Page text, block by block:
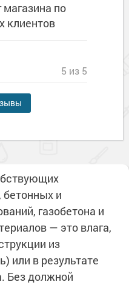
магазина по
клиентов
5 из 5
и
газобетона и
— это влага,
из
или в результате
Без должной